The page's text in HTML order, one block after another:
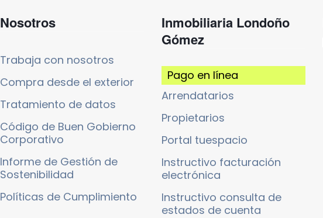
Nosotros
Trabaja con nosotros
Compra desde el exterior
Tratamiento de datos
Código de Buen Gobierno
Corporativo
Informe de Gestión de
Sostenibilidad
Políticas de Cumplimiento
Inmobiliaria Londoño
Gómez
Pago en línea
Arrendatarios
Propietarios
Portal tuespacio
Instructivo facturación
electrónica
Instructivo consulta de
estados de cuenta